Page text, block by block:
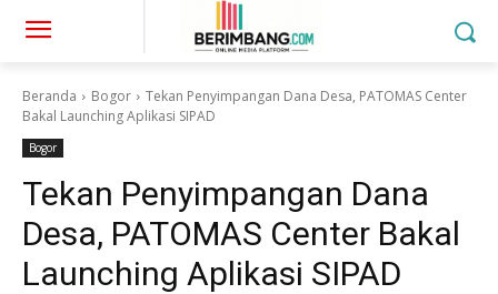
Beranda Bogor
Tekan Penyimpangan Dana Desa, PATOMAS Center
Bakal Launching Aplikasi SIPAD
Bogor
Tekan Penyimpangan Dana
Desa, PATOMAS Center Bakal
Launching Aplikasi SIPAD